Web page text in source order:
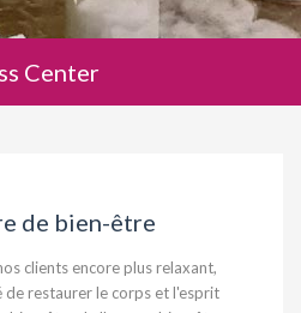
Center
de bien-être
clients encore plus relaxant,
restaurer le corps et l'esprit